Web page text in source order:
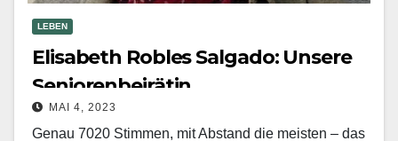
LEBEN
Elisabeth Robles Salgado: Unsere
Seniorenbeirätin
MAI 4, 2023
Genau 7020 Stimmen, mit Abstand die meisten – das